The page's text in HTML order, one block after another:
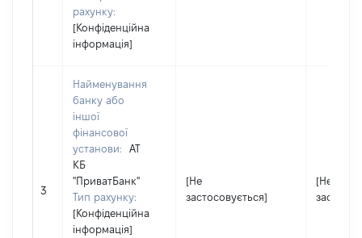
рахунку:
[Конфіденційна
інформація]
3
Найменування
банку або
іншої
фінансової
установи:
АТ
КБ
"ПриватБанк"
Тип рахунку:
[Конфіденційна
інформація]
[Не
застосовується]
[Не